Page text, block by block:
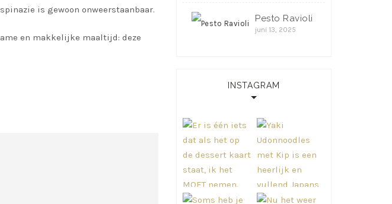
is gewoon onweerstaanbaar.
en makkelijke maaltijd: deze
Pesto Ravioli
juni 13, 2025
INSTAGRAM